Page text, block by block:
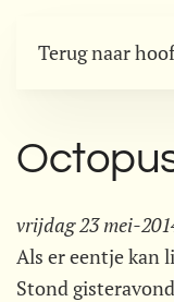
Terug naar
vrijdag 23 mei-
Als er eentje kan
Stond